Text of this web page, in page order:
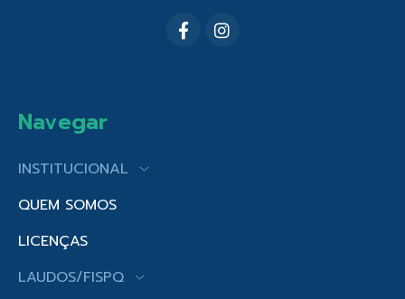
Navegar
INSTITUCIONAL
QUEM SOMOS
LICENÇAS
LAUDOS/FISPQ